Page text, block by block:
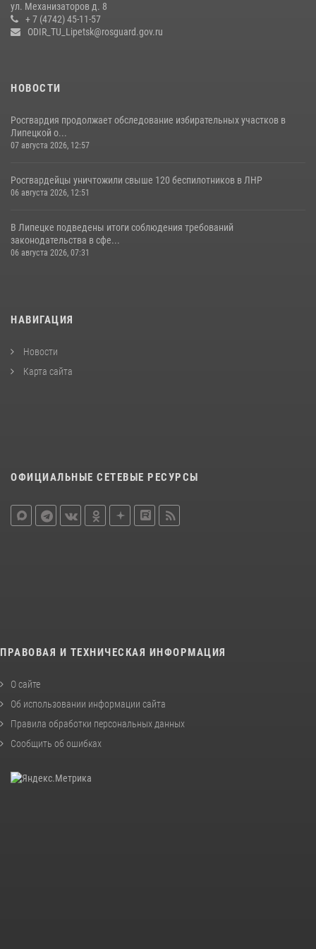
17 июля 2026, 12:26 5
ул. Механизаторов д. 8
+ 7 (4742) 45-11-57
ODIR_TU_Lipetsk@rosguard.gov.ru
НОВОСТИ
Росгвардия продолжает обследование избирательных участков в
Липецкой о...
07 августа 2026, 12:57
Росгвардейцы уничтожили свыше 120 беспилотников в ЛНР
06 августа 2026, 12:51
В Липецке подведены итоги соблюдения требований
законодательства в сфе...
06 августа 2026, 07:31
НАВИГАЦИЯ
Новости
Карта сайта
ОФИЦИАЛЬНЫЕ СЕТЕВЫЕ РЕСУРСЫ
ПРАВОВАЯ И ТЕХНИЧЕСКАЯ ИНФОРМАЦИЯ
О сайте
Об использовании информации сайта
Правила обработки персональных данных
Сообщить об ошибках